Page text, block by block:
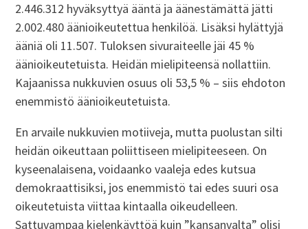
2.446.312 hyväksyttyä ääntä ja äänestämättä jätti
2.002.480 äänioikeutettua henkilöä. Lisäksi hylättyjä
ääniä oli 11.507. Tuloksen sivuraiteelle jäi 45 %
äänioikeutetuista. Heidän mielipiteensä nollattiin.
Kajaanissa nukkuvien osuus oli 53,5 % – siis ehdoton
enemmistö äänioikeutetuista.
En arvaile nukkuvien motiiveja, mutta puolustan silti
heidän oikeuttaan poliittiseen mielipiteeseen. On
kyseenalaisena, voidaanko vaaleja edes kutsua
demokraattisiksi, jos enemmistö tai edes suuri osa
oikeutetuista viittaa kintaalla oikeudelleen.
Sattuvampaa kielenkäyttöä kuin ”kansanvalta” olisi